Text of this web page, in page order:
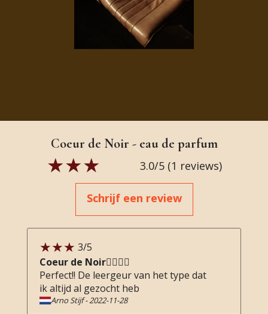
Coeur de Noir - eau de parfum
3.0/5 (1 reviews)
Schrijf een review
3/5
Coeur de Noir👍🏻👍🏻
Perfect!! De leergeur van het type dat
ik altijd al gezocht heb
Arno Stijf-2022-11-28